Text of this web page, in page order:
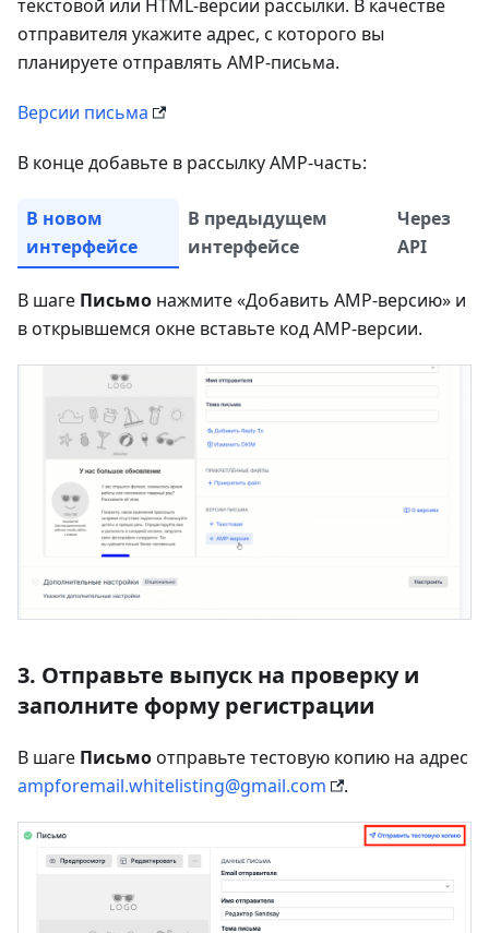
текстовой или HTML-версии рассылки. В качестве
отправителя укажите адрес, с которого вы
планируете отправлять AMP-письма.
Версии письма
В конце добавьте в рассылку AMP-часть:
В новом
интерфейсе
В предыдущем
интерфейсе
Через
API
В шаге Письмо нажмите «Добавить AMP-версию» и
в открывшемся окне вставьте код AMP-версии.
3. Отправьте выпуск на проверку и
заполните форму регистрации
В шаге Письмоотправьте тестовую копию на адрес
ampforemail.whitelisting@gmail.com
.